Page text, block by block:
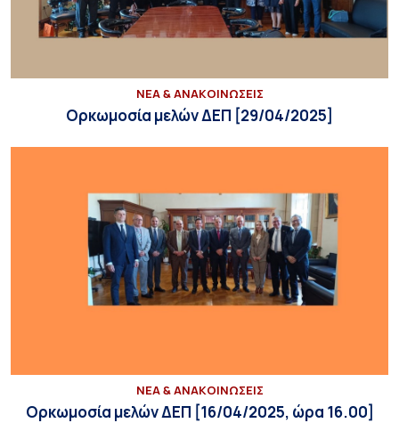
ΝΕΑ & ΑΝΑΚΟΙΝΩΣΕΙΣ
Ορκωμοσία μελών ΔΕΠ [29/04/2025]
ΝΕΑ & ΑΝΑΚΟΙΝΩΣΕΙΣ
Ορκωμοσία μελών ΔΕΠ [16/04/2025, ώρα 16.00]